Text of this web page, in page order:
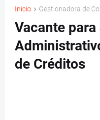
Inicio Gestionadora de
Vacante
de Créditos